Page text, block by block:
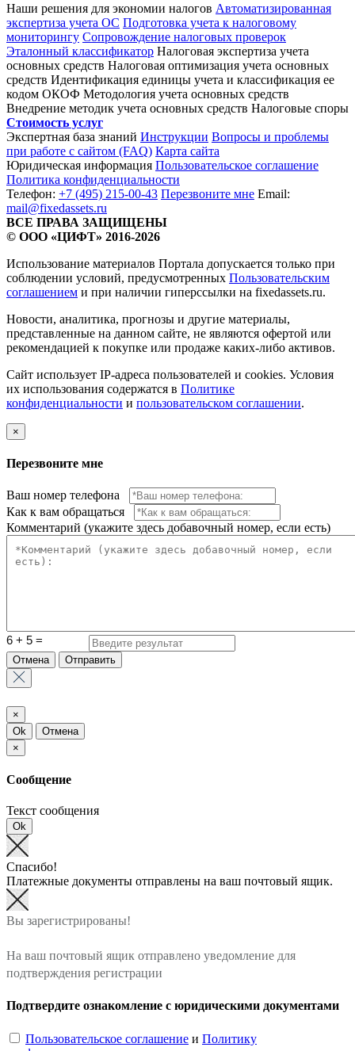
Наши решения для экономии налогов Автоматизированная
экспертиза учета ОС Подготовка учета к налоговому
мониторингу Сопровождение налоговых проверок
Эталонный классификатор Налоговая экспертиза учета
основных средств Налоговая оптимизация учета основных
средств Идентификация единицы учета и классификация ее
кодом ОКОФ Методология учета основных средств
Внедрение методик учета основных средств Налоговые споры
Стоимость услуг
Экспертная база знаний Инструкции Вопросы и проблемы
при работе с сайтом (FAQ) Карта сайта
Юридическая информация Пользовательское соглашение
Политика конфиденциальности
Телефон: +7 (495) 215-00-43 Перезвоните мне Email:
mail@fixedassets.ru
ВСЕ ПРАВА ЗАЩИЩЕНЫ
© ООО «ЦИФТ» 2016-2026
Использование материалов Портала допускается только при
соблюдении условий, предусмотренных Пользовательским
соглашением и при наличии гиперссылки на fixedassets.ru.
Новости, аналитика, прогнозы и другие материалы,
представленные на данном сайте, не являются офертой или
рекомендацией к покупке или продаже каких-либо активов.
Сайт использует IP-адреса пользователей и cookies. Условия
их использования содержатся в Политике
конфиденциальности и пользовательском соглашении.
×
Перезвоните мне
Ваш номер телефона
Как к вам обращаться
Комментарий (укажите здесь добавочный номер, если есть)
Отмена Отправить
×
Ok
Отмена
×
Сообщение
Текст сообщения
Ok
Спасибо!
Платежные документы отправлены на ваш почтовый ящик.
Вы зарегистрированы!
На ваш почтовый ящик отправлено уведомление для
подтверждения регистрации
Подтвердите ознакомление с юридическими документами
Пользовательское соглашение и Политику